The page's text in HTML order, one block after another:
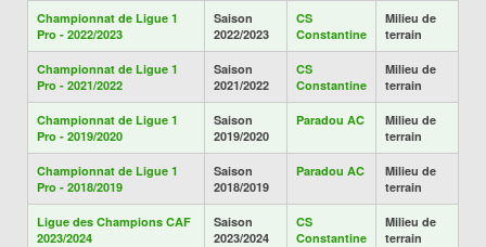
Championnat de Ligue 1
Pro - 2022/2023
Saison
2022/2023
CS
Constantine
Milieu de
terrain
Championnat de Ligue 1
Pro - 2021/2022
Saison
2021/2022
CS
Constantine
Milieu de
terrain
Championnat de Ligue 1
Pro - 2019/2020
Saison
2019/2020
Paradou AC
Milieu de
terrain
Championnat de Ligue 1
Pro - 2018/2019
Saison
2018/2019
Paradou AC
Milieu de
terrain
Ligue des Champions CAF
2023/2024
Saison
2023/2024
CS
Constantine
Milieu de
terrain